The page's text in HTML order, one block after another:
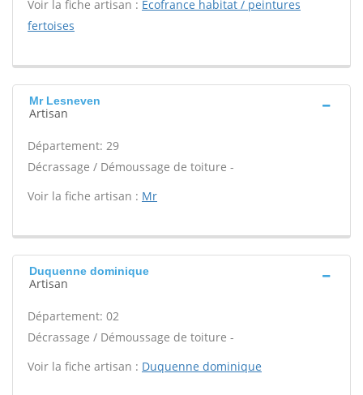
Voir la fiche artisan : Ecofrance habitat / peintures
fertoises
Mr Lesneven
Artisan
Département: 29
Décrassage / Démoussage de toiture -
Voir la fiche artisan : Mr
Duquenne dominique
Artisan
Département: 02
Décrassage / Démoussage de toiture -
Voir la fiche artisan : Duquenne dominique